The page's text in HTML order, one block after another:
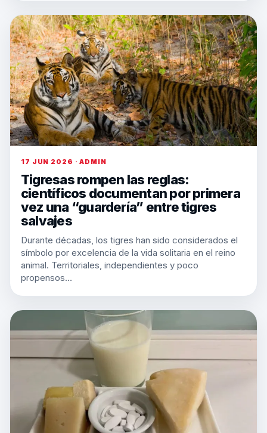
17 JUN 2026 · ADMIN
Tigresas rompen las reglas:
científicos documentan por primera
vez una “guardería” entre tigres
salvajes
Durante décadas, los tigres han sido considerados el
símbolo por excelencia de la vida solitaria en el reino
animal. Territoriales, independientes y poco
propensos…